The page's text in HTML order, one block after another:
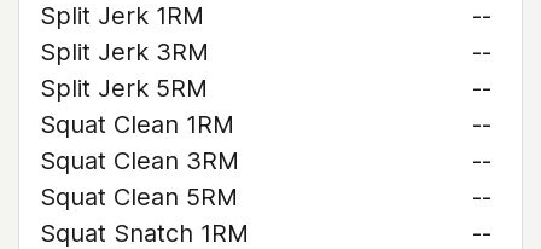
Split Jerk 1RM
--
Split Jerk 3RM
--
Split Jerk 5RM
--
Squat Clean 1RM
--
Squat Clean 3RM
--
Squat Clean 5RM
--
Squat Snatch 1RM
--